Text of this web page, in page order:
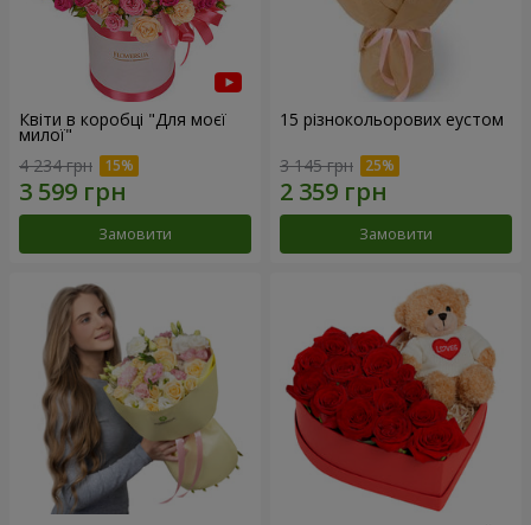
Квіти в коробці "Для моєї
милої"
4 234 грн
Замовити
15 різнокольорових еустом
3 145 грн
Замовити